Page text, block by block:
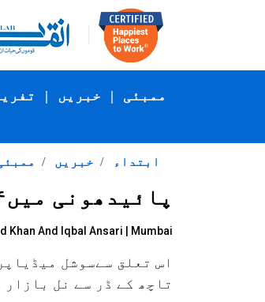
| خبریں | ممبئی
خبریں ابتداء
پائیدھونی میں۴؍ اموات کے بعد تربوز کاکاروبا رمتاثر
Khan And Iqbal Ansari | Mumbai
اس تعلق سےسوشل
تاچھ کے ڈر سے نل